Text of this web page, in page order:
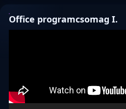
Office programcsomag I.